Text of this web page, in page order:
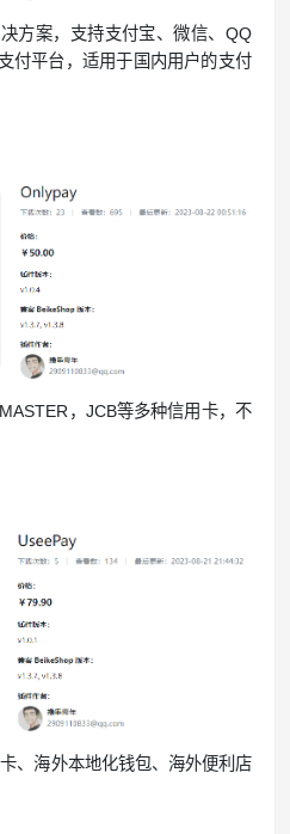
方案，支持支付宝、微信、QQ
付平台，适用于国内用户的支付
，JCB等多种信用卡，不
、海外本地化钱包、海外便利店